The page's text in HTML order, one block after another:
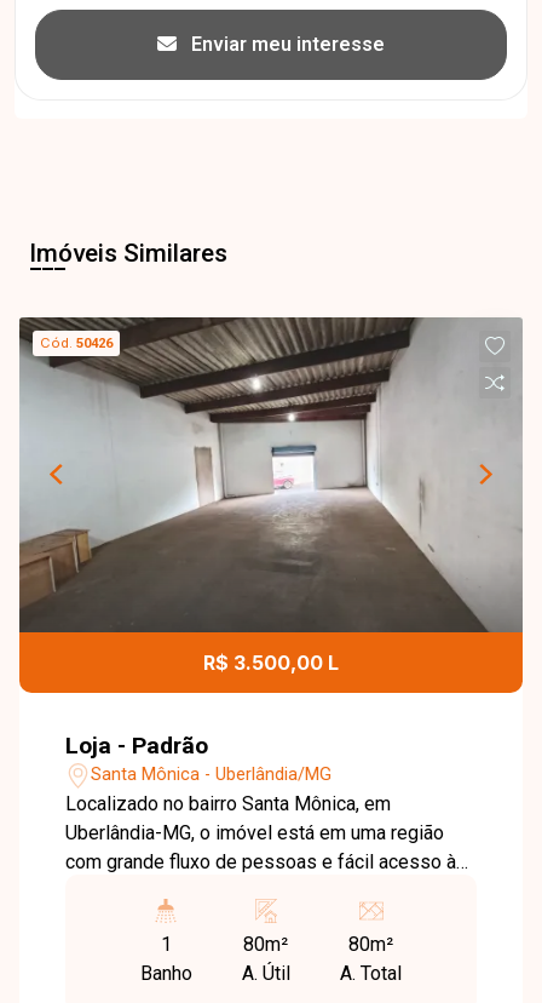
Enviar meu interesse
Imóveis Similares
Cód.50426
R$ 3.500,00 L
Loja - Padrão
Santa Mônica - Uberlândia/MG
Localizado no bairro Santa Mônica, em
Uberlândia-MG, o imóvel está em uma região
com grande fluxo de pessoas e fácil acesso às
universidades e diversos serviços, sendo um
ponto estratégico para atividades comerciais.
Loja disponível para locação com
1
Banho
80m²
A. Útil
80m²
A. Total